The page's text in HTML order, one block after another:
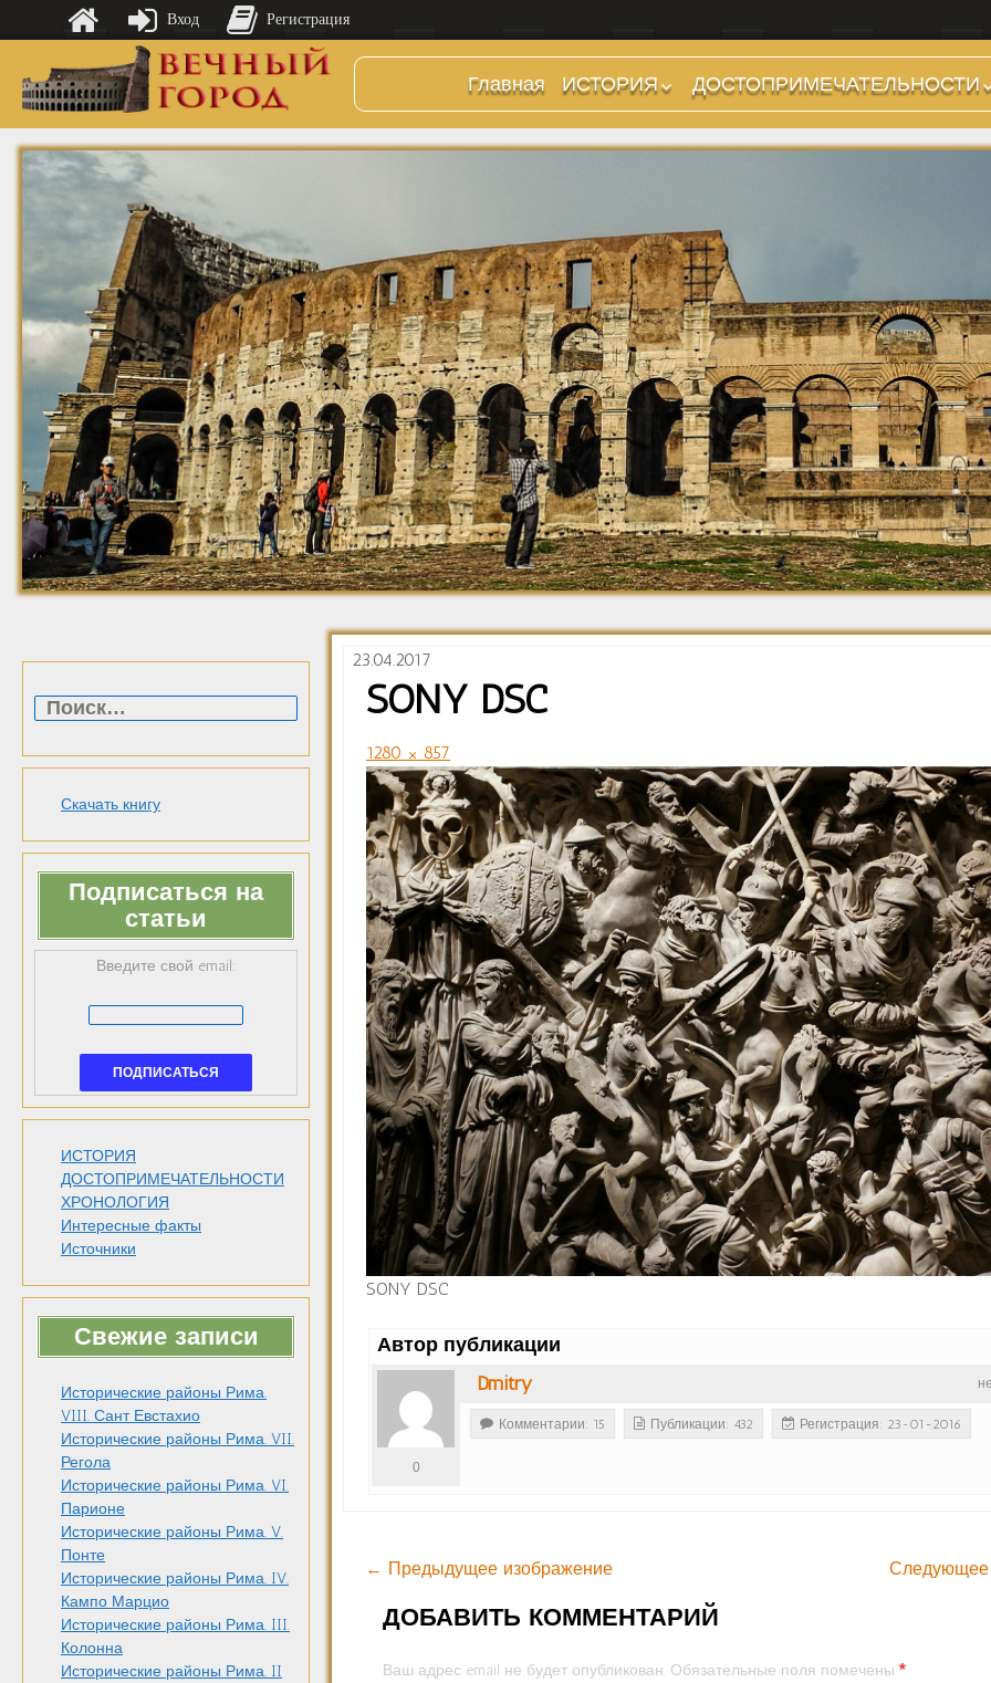
Главная
ИСТОРИЯ
Предыстория
Царский период
(509-265 гг до н.э.)
Поздняя Республика
(264-27 гг до н.э.)
Империя. Принципат
(27 г до н.э. — 284 г
н.э.)
Империя. Доминат
(284-476 гг)
Темные Века. Готы
Темные Века.
Экзархат
Средневековье
Возрождение и
Барокко
ДОСТОПРИМЕЧАТЕЛЬНОСТИ
Холмы и остров.
Районы
Стадионы, Термы
Музеи
Дохристианские
храмы
Христианские храмы,
базилики etc.
Дворцы
Арки, колонны и
обелиски
Фонтаны
Скачать книгу
Подписаться на
статьи
Введите свой email:
ИСТОРИЯ
ДОСТОПРИМЕЧАТЕЛЬНОСТИ
ХРОНОЛОГИЯ
Интересные факты
Источники
Свежие записи
Исторические районы Рима.
VIII. Сант Евстахио
Исторические районы Рима. VII.
Регола
Исторические районы Рима. VI.
Парионе
Исторические районы Рима. V.
Понте
Исторические районы Рима. IV.
Кампо Марцио
Исторические районы Рима. III.
Колонна
Исторические районы Рима. II
23.04.2017
SONY DSC
1280 × 857
SONY DSC
Автор публикации
Dmitry
0
Комментарии: 15 Публикации: 432 Регистрация: 23-01-2016
← Предыдущее изображение Следующее
ДОБАВИТЬ КОММЕНТАРИЙ
Ваш адрес email не будет опубликован. Обязательные поля помечены*
Вход Регистрация